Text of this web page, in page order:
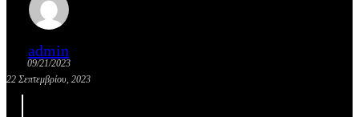
admin
09/21/2023
22 Σεπτεμβρίου, 2023